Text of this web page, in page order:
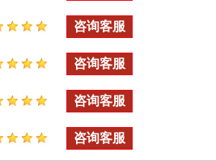
咨询客服
咨询客服
咨询客服
咨询客服